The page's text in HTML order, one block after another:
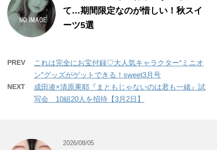
て…期間限定なのが惜しい！秋スイ
ーツ5選
PREV
これは完全にお宝付録♡大人気キャラクター“ミニオ
ン”グッズがゲットできる！sweet3月号
NEXT
成田凌×清原果耶『まともじゃないのは君も一緒』試
写会 10組20人を招待【3月2日】
2026/08/05